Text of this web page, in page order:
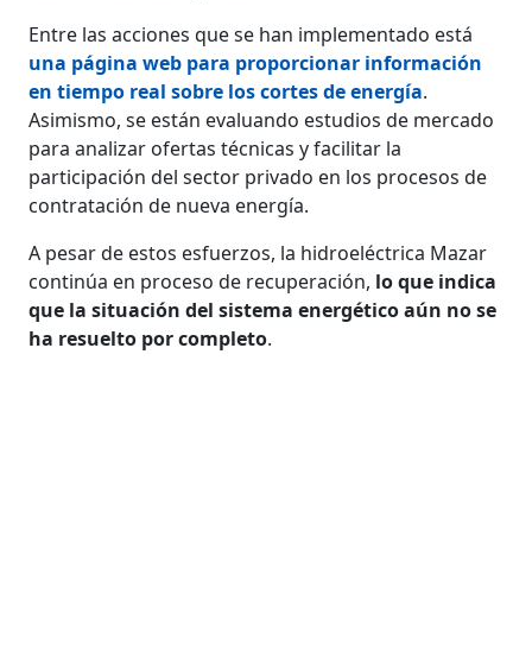
Entre las acciones que se han implementado está
una página web para proporcionar información
en tiempo real sobre los cortes de energía.
Asimismo, se están evaluando estudios de mercado
para analizar ofertas técnicas y facilitar la
participación del sector privado en los procesos de
contratación de nueva energía.
A pesar de estos esfuerzos, la hidroeléctrica Mazar
continúa en proceso de recuperación, lo que indica
que la situación del sistema energético aún no se
ha resuelto por completo.